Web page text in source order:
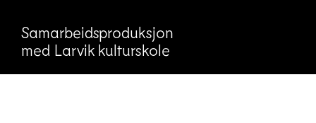
Samarbeidsproduksjon
med Larvik kulturskole